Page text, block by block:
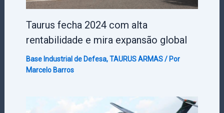
Taurus fecha 2024 com alta
rentabilidade e mira expansão global
Base Industrial de Defesa,TAURUS ARMAS/ Por
Marcelo Barros